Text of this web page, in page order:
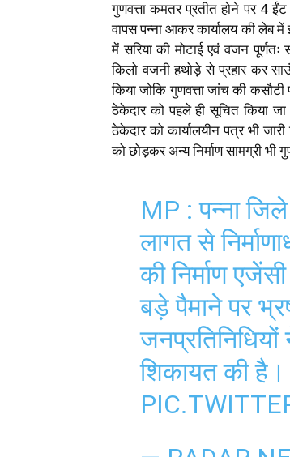
गुणवत्ता कमतर प्रतीत होने पर 4
वापस पन्ना आकर कार्यालय की लेब
में सरिया की मोटाई एवं वजन
किलो वजनी हथोड़े से प्रहार कर
किया जोकि गुणवत्ता जांच की कसौटी
ठेकेदार को पहले ही सूचित किया
ठेकेदार को कार्यालयीन पत्र भी
को छोड़कर अन्य निर्माण सामग्री भी
MP : पन्ना
लागत से
की निर्माण
बड़े पैमाने पर
शिकायत की है।